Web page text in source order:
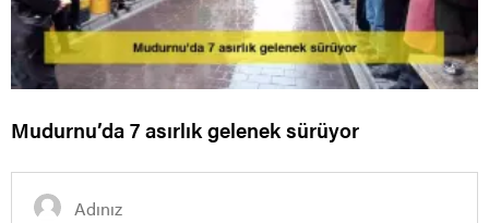
Mudurnu’da 7 asırlık gelenek sürüyor